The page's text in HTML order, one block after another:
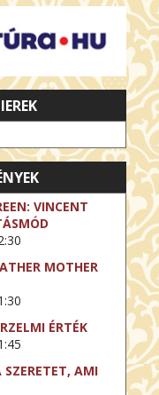
VINCENT
MOTHER
ÉRTÉK
SZERETET, AMI